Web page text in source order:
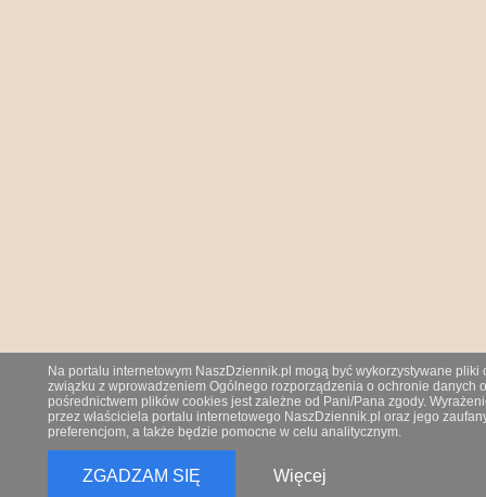
Na portalu internetowym NaszDziennik.pl mogą być wykorzystywane
związku z wprowadzeniem Ogólnego rozporządzenia o ochronie danych
pośrednictwem plików cookies jest zależne od Pani/Pana zgody.
przez właściciela portalu internetowego NaszDziennik.pl oraz jego
preferencjom, a także będzie pomocne w celu analitycznym.
ZGADZAM SIĘ Więcej